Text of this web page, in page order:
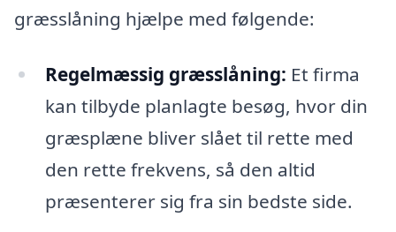
græsslåning hjælpe med følgende:
Regelmæssig græsslåning: Et firma
kan tilbyde planlagte besøg, hvor din
græsplæne bliver slået til rette med
den rette frekvens, så den altid
præsenterer sig fra sin bedste side.